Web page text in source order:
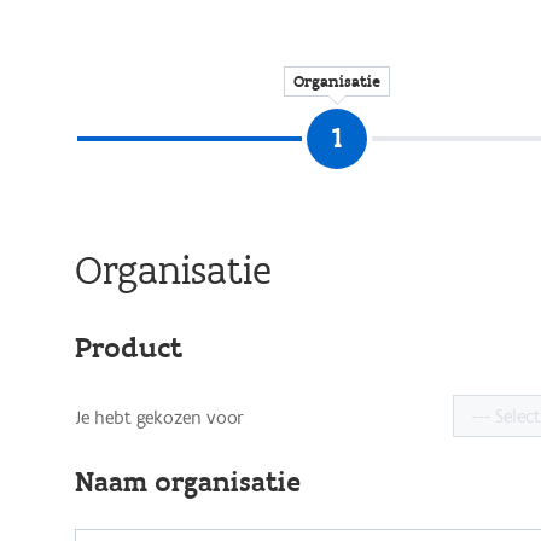
Organisatie
Organisatie
Product
Je hebt gekozen voor
Naam organisatie